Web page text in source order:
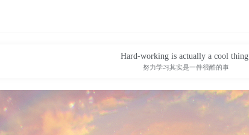
Hard-working is actually a cool thing.
努力学习其实是一件很酷的事